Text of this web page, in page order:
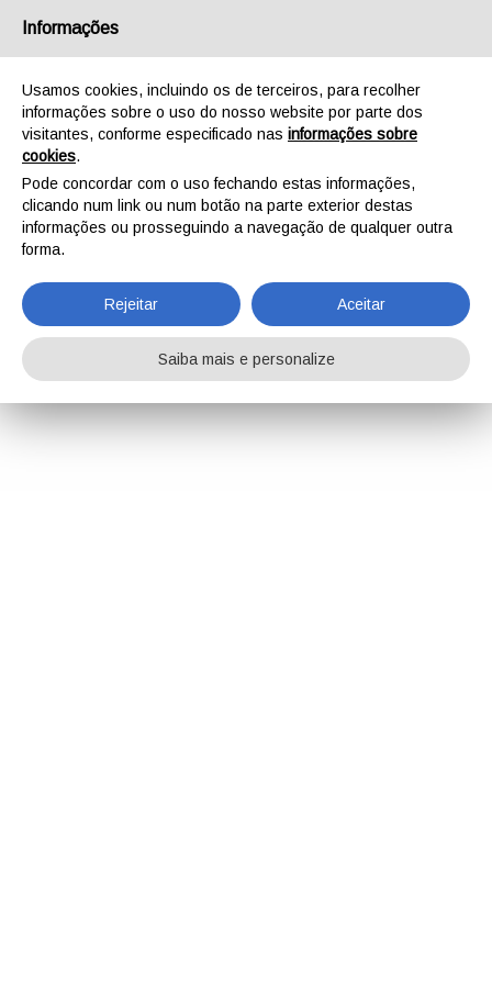
Informações
Usamos cookies, incluindo os de terceiros, para recolher
informações sobre o uso do nosso website por parte dos
visitantes, conforme especificado nas informações sobre
cookies.
Pode concordar com o uso fechando estas informações,
clicando num link ou num botão na parte exterior destas
informações ou prosseguindo a navegação de qualquer outra
forma.
Rejeitar Aceitar
Saiba mais e personalize